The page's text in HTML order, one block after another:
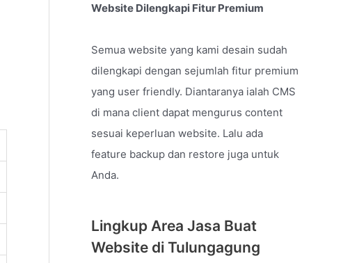
Website Dilengkapi Fitur Premium
Semua website yang kami desain sudah
dilengkapi dengan sejumlah fitur premium
yang user friendly. Diantaranya ialah CMS
di mana client dapat mengurus content
sesuai keperluan website. Lalu ada
feature backup dan restore juga untuk
Anda.
Lingkup Area Jasa Buat
Website di Tulungagung